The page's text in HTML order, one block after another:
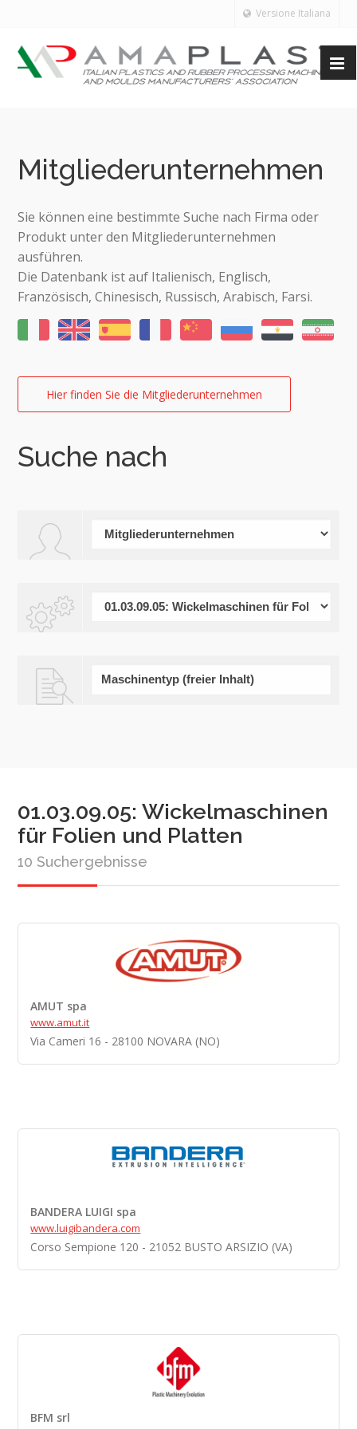
Versione Italiana
Mitgliederunternehmen
Sie können eine bestimmte Suche nach Firma oder
Produkt unter den Mitgliederunternehmen
ausführen.
Die Datenbank ist auf Italienisch, Englisch,
Französisch, Chinesisch, Russisch, Arabisch, Farsi.
Hier finden Sie die Mitgliederunternehmen
Suche nach
01.03.09.05: Wickelmaschinen
für Folien und Platten
10 Suchergebnisse
AMUT spa
www.amut.it
Via Cameri 16 - 28100 NOVARA (NO)
BANDERA LUIGI spa
www.luigibandera.com
Corso Sempione 120 - 21052 BUSTO ARSIZIO (VA)
BFM srl